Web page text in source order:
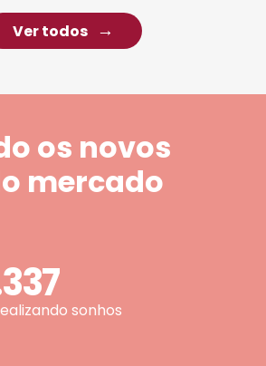
Ver todos
os novos
mercado
sonhos